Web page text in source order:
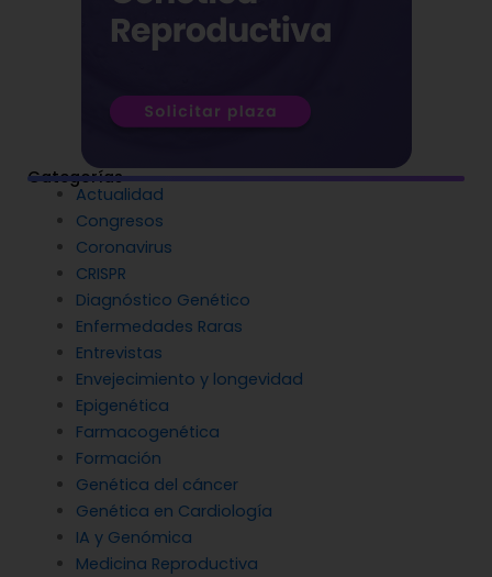
Categorías
Actualidad
Congresos
Coronavirus
CRISPR
Diagnóstico Genético
Enfermedades Raras
Entrevistas
Envejecimiento y longevidad
Epigenética
Farmacogenética
Formación
Genética del cáncer
Genética en Cardiología
IA y Genómica
Medicina Reproductiva